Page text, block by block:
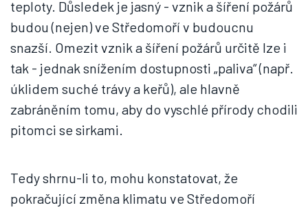
teploty. Důsledek je jasný - vznik a šíření požárů
budou (nejen) ve Středomoří v budoucnu
snazší. Omezit vznik a šíření požárů určitě lze i
tak - jednak snížením dostupnosti „paliva“ (např.
úklidem suché trávy a keřů), ale hlavně
zabráněním tomu, aby do vyschlé přírody chodili
pitomci se sirkami.
Tedy shrnu-li to, mohu konstatovat, že
pokračující změna klimatu ve Středomoří